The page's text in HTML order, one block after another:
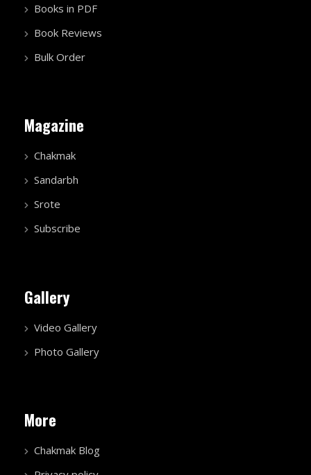
Books in PDF
Book Reviews
Bulk Order
Magazine
Chakmak
Sandarbh
Srote
Subscribe
Gallery
Video Gallery
Photo Gallery
More
Chakmak Blog